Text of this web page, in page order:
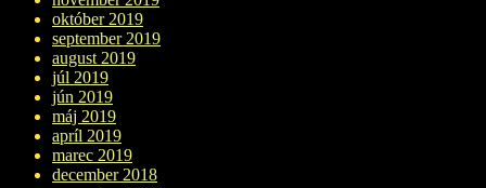
október 2019
september 2019
august 2019
júl 2019
jún 2019
máj 2019
apríl 2019
marec 2019
december 2018